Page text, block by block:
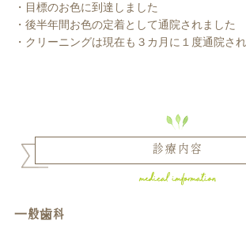
・目標のお色に到達しました
・後半年間お色の定着として通院されました
・クリーニングは現在も３カ月に１度通院さ
診療内容
一般歯科